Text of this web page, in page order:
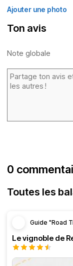
Ajouter une photo
Ton avis
Note globale
0
Toutes les
Guide "Road
Le vignoble de